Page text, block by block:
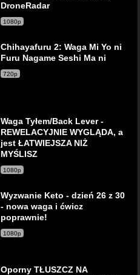
DroneRadar
1080p
Chihayafuru 2: Waga Mi Yo ni
Furu Nagame Seshi Ma ni
720p
Waga Tyłem/Back Lever -
REWELACYJNIE WYGLĄDA, a
jest ŁATWIEJSZA NIŻ
MYŚLISZ
1080p
Wyzwanie Keto - dzień 26 z 30
- nowa waga i ćwicz
poprawnie!
1080p
Oporny TŁUSZCZ NA